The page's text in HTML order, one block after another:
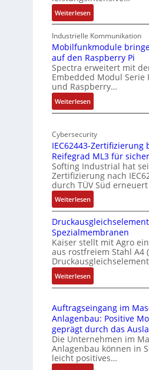
rI
a
n
d
E
g
e
Weiterlesen:
1
9
-
Z
o
l
l
-
I
d
u
t
r
i
e
-
P
C
l
ä
s
s
s
c
h
f
l
Industrielle Kommunikation
Mobilfunkmodule
auf den Raspberry Pi
Spectra erweitert mit
Embedded Modul Serie
und Raspberry…
Weiterlesen:
M
b
i
f
u
n
k
m
o
d
u
l
e
b
r
n
e
n
4
Cybersecurity
IEC62443-Zertifizierung
Reifegrad ML3 für
Softing Industrial hat
Zertifizierung nach
durch TÜV Süd
Weiterlesen:
I
E
C
6
2
4
4
3
Z
e
r
t
i
Spezialmembranen
Kaiser stellt mit Agro
aus rostfreiem Stahl A4
Weiterlesen:
D
u
c
k
a
u
s
Auftragseingang im
Anlagenbau: Positive
geprägt durch das
Die Unternehmen im
Anlagenbau können in
leicht positives…